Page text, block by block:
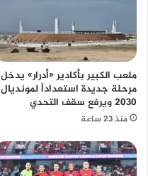
ملعب الكبير بأكادير «أدرار» يدخل
مرحلة جديدة استعداداً لمونديال
2030 ويرفع سقف التحدي
منذ 23 ساعة